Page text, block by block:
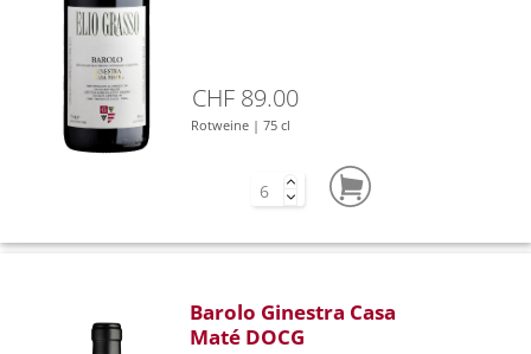
CHF 89.00
Rotweine | 75 cl
Barolo Ginestra Casa
Maté DOCG